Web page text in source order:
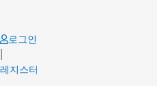
content
로그인
레지스터